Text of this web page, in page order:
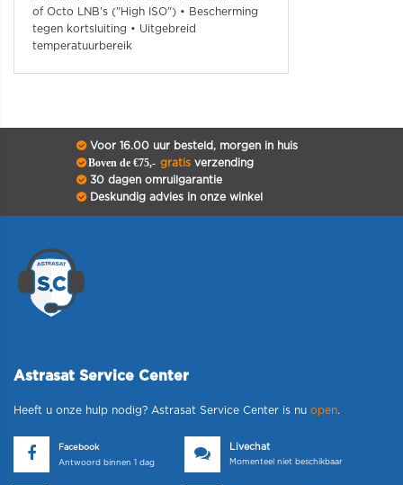
of Octo LNB's ("High ISO") • Bescherming
tegen kortsluiting • Uitgebreid
temperatuurbereik
Voor 16.00 uur besteld, morgen in huis
Boven de €75,- gratisverzending
30 dagen omruilgarantie
Deskundig advies in onze winkel
Astrasat Service Center
Heeft u onze hulp nodig? Astrasat Service Center is nu open.
Facebook
Antwoord binnen 1 dag
Livechat
Momenteel niet beschikbaar